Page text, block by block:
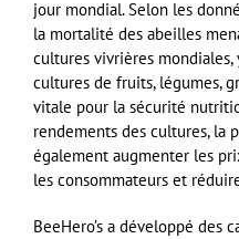
jour mondial. Selon les
la mortalité des abeilles
cultures vivrières
cultures de fruits, légumes,
vitale pour la sécurité
rendements des cultures, la
également augmenter les
les consommateurs et
BeeHero’s a développé des